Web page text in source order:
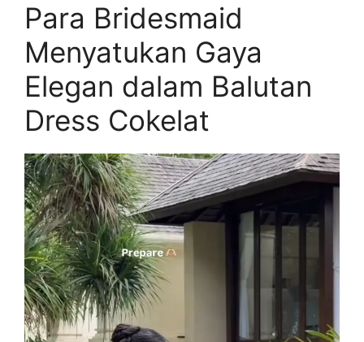
Para Bridesmaid
Menyatukan Gaya
Elegan dalam Balutan
Dress Cokelat